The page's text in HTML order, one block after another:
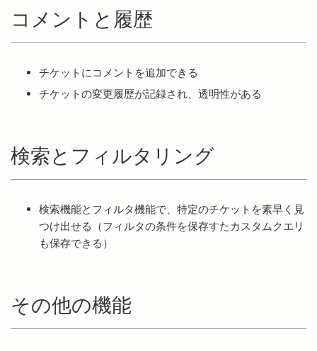
コメントと履歴
チケットにコメントを追加できる
チケットの変更履歴が記録され、透明性がある
検索とフィルタリング
検索機能とフィルタ機能で、特定のチケットを素早く見
つけ出せる（フィルタの条件を保存すたカスタムクエリ
も保存できる）
その他の機能